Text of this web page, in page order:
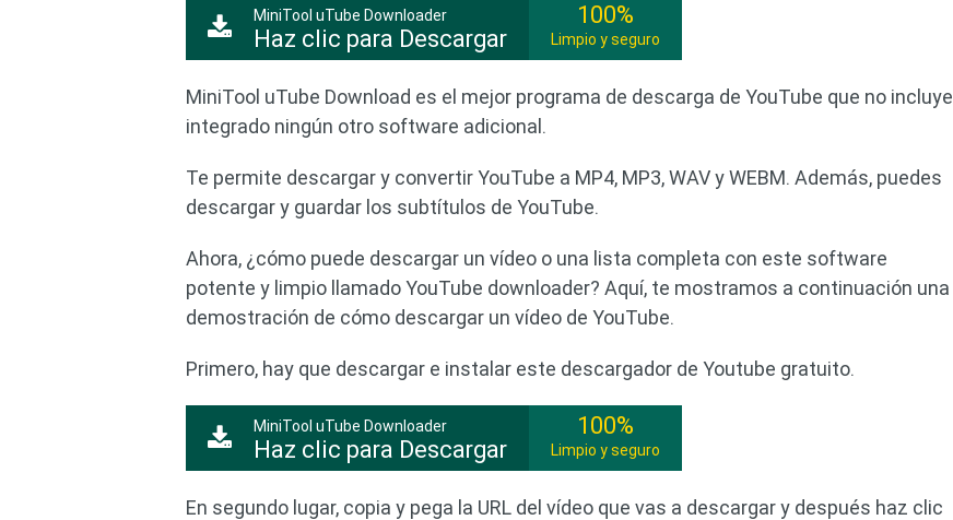
MiniTool uTube Downloader
Haz clic para Descargar
100%
Limpio y seguro
MiniTool uTube Download es el mejor programa de descarga de YouTube que no incluye
integrado ningún otro software adicional.
Te permite descargar y convertir YouTube a MP4, MP3, WAV y WEBM. Además, puedes
descargar y guardar los subtítulos de YouTube.
Ahora, ¿cómo puede descargar un vídeo o una lista completa con este software
potente y limpio llamado YouTube downloader? Aquí, te mostramos a continuación una
demostración de cómo descargar un vídeo de YouTube.
Primero, hay que descargar e instalar este descargador de Youtube gratuito.
MiniTool uTube Downloader
Haz clic para Descargar
100%
Limpio y seguro
En segundo lugar, copia y pega la URL del vídeo que vas a descargar y después haz clic